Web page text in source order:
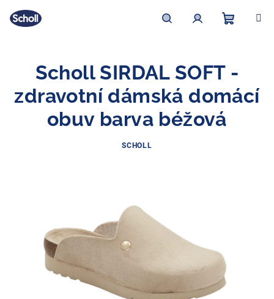
obsah
košík
Scholl SIRDAL SOFT -
zdravotní dámská domácí
obuv barva béžová
SCHOLL